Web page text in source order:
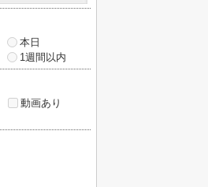
本日
1週間以内
動画あり